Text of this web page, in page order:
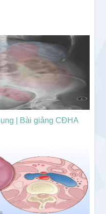
| Bài giảng CĐHA